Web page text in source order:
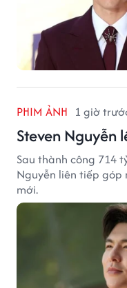
PHIM ẢNH 1 giờ
Steven Nguyễn
Sau thành công 714
Nguyễn liên tiếp
mới.